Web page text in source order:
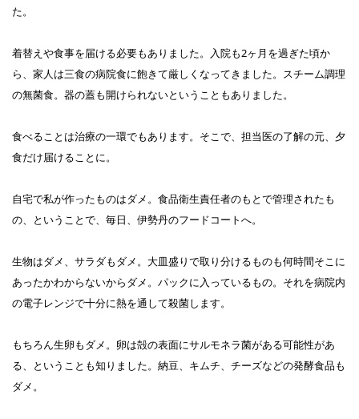
た。
着替えや食事を届ける必要もありました。入院も2ヶ月を過ぎた頃か
ら、家人は三食の病院食に飽きて厳しくなってきました。スチーム調理
の無菌食。器の蓋も開けられないということもありました。
食べることは治療の一環でもあります。そこで、担当医の了解の元、夕
食だけ届けることに。
自宅で私が作ったものはダメ。食品衛生責任者のもとで管理されたも
の、ということで、毎日、伊勢丹のフードコートへ。
生物はダメ、サラダもダメ。大皿盛りで取り分けるものも何時間そこに
あったかわからないからダメ。パックに入っているもの。それを病院内
の電子レンジで十分に熱を通して殺菌します。
もちろん生卵もダメ。卵は殻の表面にサルモネラ菌がある可能性があ
る、ということも知りました。納豆、キムチ、チーズなどの発酵食品も
ダメ。